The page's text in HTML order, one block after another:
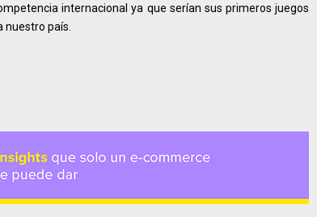
internacional ya que serían sus primeros juegos
país.